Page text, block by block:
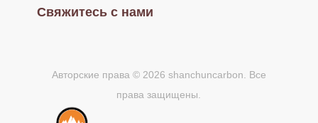
Свяжитесь с нами
Авторские права © 2026 shanchuncarbon. Все
права защищены.